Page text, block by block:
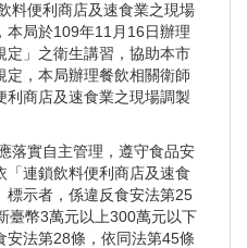
便利商店及速食業之現場
本局於109年11月16日辦理
定」之衛生講習，協助本市
定，本局辦理餐飲相關衛師
利商店及速食業之現場調製
實自主管理，遵守食品安
「連鎖飲料便利商店及速食
標示者，係違反食安法第25
臺幣3萬元以上300萬元以下
安法第28條，依同法第45條